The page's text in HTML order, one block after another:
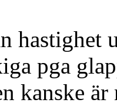
hastighet
pga
kanske är